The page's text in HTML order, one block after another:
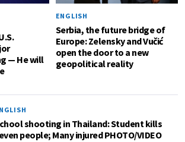
— He will
ENGLISH
Serbia, the future bridge of
Europe: Zelensky and Vučić
open the door to a new
geopolitical reality
shooting in Thailand: Student kills
people; Many injured PHOTO/VIDEO